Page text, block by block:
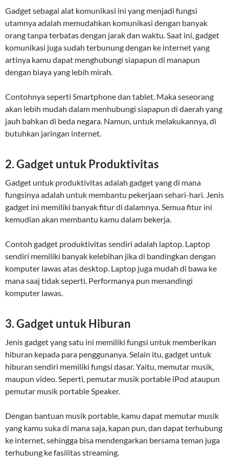
Gadget sebagai alat komunikasi ini yang menjadi fungsi
utamnya adalah memudahkan komunikasi dengan banyak
orang tanpa terbatas dengan jarak dan waktu. Saat ini, gadget
komunikasi juga sudah terbunung dengan ke internet yang
artinya kamu dapat menghubungi siapapun di manapun
dengan biaya yang lebih mirah.
Contohnya seperti Smartphone dan tablet. Maka seseorang
akan lebih mudah dalam menhubungi siapapun di daerah yang
jauh bahkan di beda negara. Namun, untuk melakukannya, di
butuhkan jaringan internet.
2. Gadget untuk Produktivitas
Gadget untuk produktivitas adalah gadget yang di mana
fungsinya adalah untuk membantu pekerjaan sehari-hari. Jenis
gadget ini memiliki banyak fitur di dalamnya. Semua fitur ini
kemudian akan membantu kamu dalam bekerja.
Contoh gadget produktivitas sendiri adalah laptop. Laptop
sendiri memiliki banyak kelebihan jika di bandingkan dengan
komputer lawas atas desktop. Laptop juga mudah di bawa ke
mana saaj tidak seperti. Performanya pun menandingi
komputer lawas.
3. Gadget untuk Hiburan
Jenis gadget yang satu ini memiliki fungsi untuk memberikan
hiburan kepada para penggunanya. Selain itu, gadget untuk
hiburan sendiri memiliki fungsi dasar. Yaitu, memutar musik,
maupun video. Seperti, pemutar musik portable iPod ataupun
pemutar musik portable Speaker.
Dengan bantuan musik portable, kamu dapat memutar musik
yang kamu suka di mana saja, kapan pun, dan dapat terhubung
ke internet, sehingga bisa mendengarkan bersama teman juga
terhubung ke fasilitas streaming.